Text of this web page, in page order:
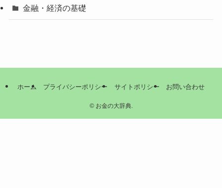
金融・経済の基礎
ホーム プライバシーポリシー サイトポリシー お問い合わせ
©お金の大辞典.